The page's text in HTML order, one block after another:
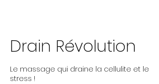
Drain Révolution
Le massage qui draine la cellulite et le
stress !